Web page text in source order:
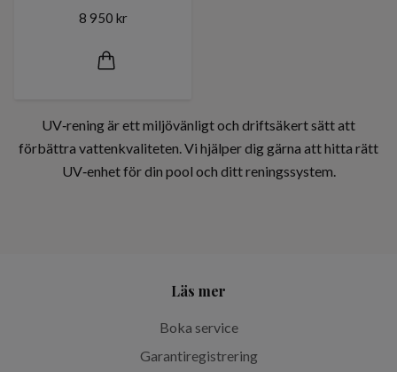
8 950 kr
UV‑rening är ett miljövänligt och driftsäkert sätt att
förbättra vattenkvaliteten. Vi hjälper dig gärna att hitta rätt
UV‑enhet för din pool och ditt reningssystem.
Läs mer
Boka service
Garantiregistrering